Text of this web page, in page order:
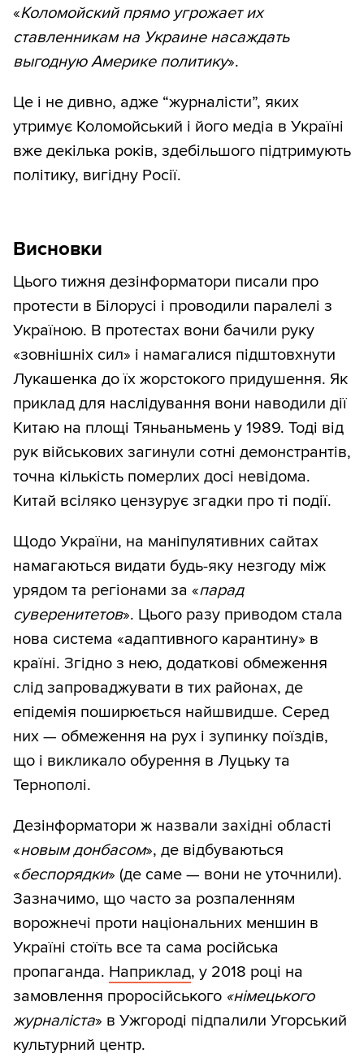
«Коломойский прямо угрожает их
ставленникам на Украине насаждать
выгодную Америке политику».
Це і не дивно, адже “журналісти”, яких
утримує Коломойський і його медіа в Україні
вже декілька років, здебільшого підтримують
політику, вигідну Росії.
Висновки
Цього тижня дезінформатори писали про
протести в Білорусі і проводили паралелі з
Україною. В протестах вони бачили руку
«зовнішніх сил» і намагалися підштовхнути
Лукашенка до їх жорстокого придушення. Як
приклад для наслідування вони наводили дії
Китаю на площі Тяньаньмень у 1989. Тоді від
рук військових загинули сотні демонстрантів,
точна кількість померлих досі невідома.
Китай всіляко цензурує згадки про ті події.
Щодо України, на маніпулятивних сайтах
намагаються видати будь-яку незгоду між
урядом та регіонами за «парад
суверенитетов». Цього разу приводом стала
нова система «адаптивного карантину» в
країні. Згідно з нею, додаткові обмеження
слід запроваджувати в тих районах, де
епідемія поширюється найшвидше. Серед
них — обмеження на рух і зупинку поїздів,
що і викликало обурення в Луцьку та
Тернополі.
Дезінформатори ж назвали західні області
«новым донбасом», де відбуваються
«беспорядки» (де саме — вони не уточнили).
Зазначимо, що часто за розпаленням
ворожнечі проти національних меншин в
Україні стоїть все та сама російська
пропаганда. Наприклад, у 2018 році на
замовлення проросійського «німецького
журналіста» в Ужгороді підпалили Угорський
культурний центр.